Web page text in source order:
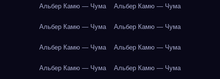
Альбер Камю — Чума Альбер Камю — Чума
Альбер Камю — Чума Альбер Камю — Чума
Альбер Камю — Чума Альбер Камю — Чума
Альбер Камю — Чума Альбер Камю — Чума